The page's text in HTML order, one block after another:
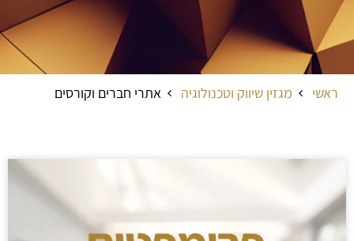
ראשי מגזין שיווק וטכנולוגיה אתרי חברים וקורסים